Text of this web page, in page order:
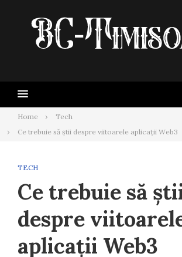
Home
Tech
Ce trebuie să știi despre viitoarele aplicații Web3
TECH
Ce trebuie să
despre
aplicații Web3